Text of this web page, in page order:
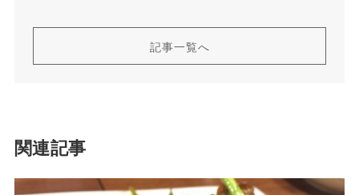
記事一覧へ
関連記事